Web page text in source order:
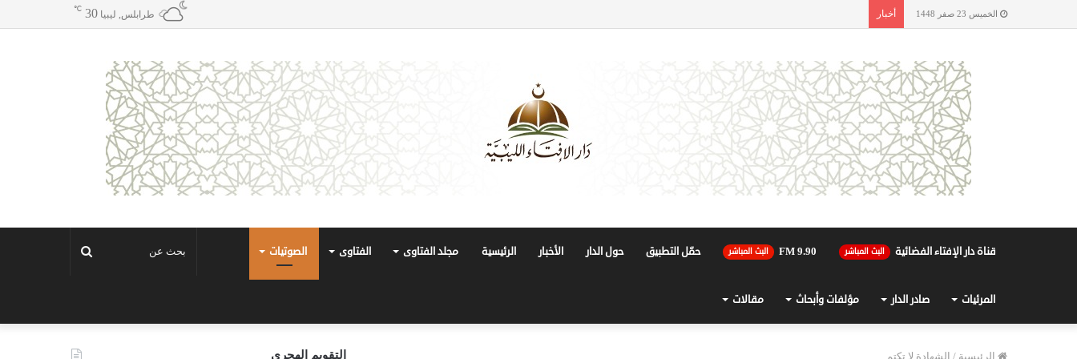
الخميس 23 صفر 1448 أخبار طرابلس, ليبيا 30
℃
قناة دار الإفتاء الفضائية البث المباشر 90.FM 9 البث المباشر حمّل التطبيق حول الدار الأخبار الرئيسية مجلد الفتاوى الفتاوى الصوتيات
المرئيات صادر الدار مؤلفات وأبحاث مقالات
الرئيسية / الشهادة لا تكتم التقويم الهجري